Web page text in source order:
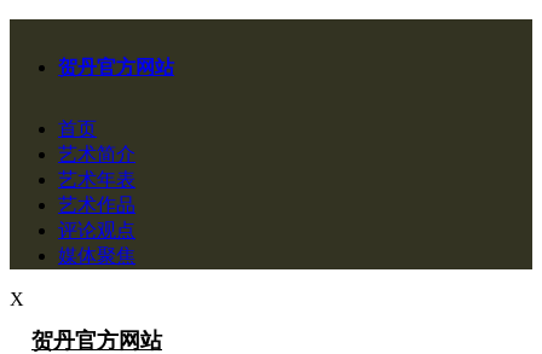
贺丹官方网站
首页
艺术简介
艺术年表
艺术作品
评论观点
媒体聚焦
X
贺丹官方网站